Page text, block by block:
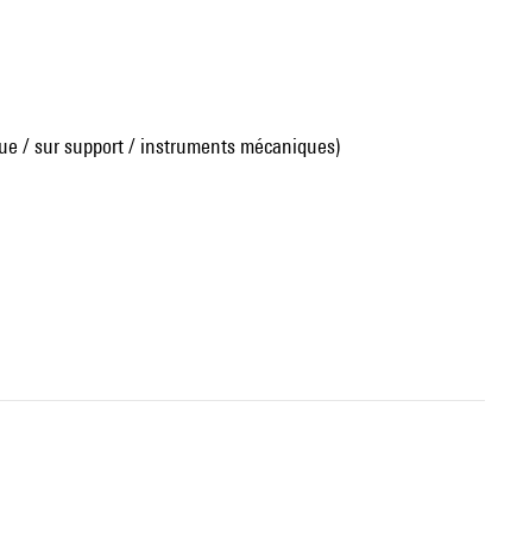
/ sur support / instruments mécaniques)